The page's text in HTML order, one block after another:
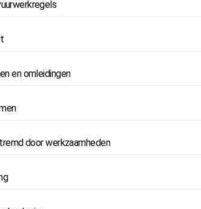
en omleidingen
door werkzaamheden